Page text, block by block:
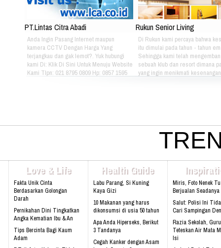
PT.Lintas Citra Abadi
Anda Ingin Pasang Internet maupun
kamera CCTV Dengan Harga Yang
terjangkau dan gak lemot?. Yuk hubungi
kami Di: Klik Di Sini Untuk Menuju Website
Kami Tlpn: 021 8795 0809 Hp: 0857 1595
Rukun Senior Living
Di Rukun kami percaya bahwa
itu dimulai pada tahun - tahun
Sehingga kami telah
sebuah klub dan resort dimana
yang ingin menikmati
Darmawan Park Gate 1, Jl. Raya
Madang No. 99 Sentul, 16810.
Web:www.rukunseniorliving.com
Love & Life
Fakta Unik Cinta
Berdasarkan Golongan
Darah
Pernikahan Dini Tingkatkan
Angka Kematian Ibu & An
Tips Bercinta Bagi Kaum
Adam
Health Guide
Labu Parang, Si Kuning
Kaya Gizi
10 Makanan yang harus
dikonsumsi di usia 50 tahun
Apa Anda Hiperseks, Berikut
3 Tandanya
Cegah Kanker dengan Asam
Miris, Foto Nenek
Berjualan
Salut: Polisi Ini
Cari Sampingan
Razia Sekolah, Guru
Teteskan Air Mata
Isi